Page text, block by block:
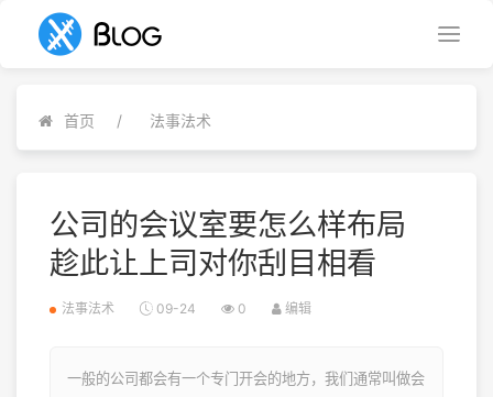
首页 法事法术
公司的会议室要怎么样布局
趁此让上司对你刮目相看
法事法术 09-24 0 编辑
一般的公司都会有一个专门开会的地方，我们通常叫做会